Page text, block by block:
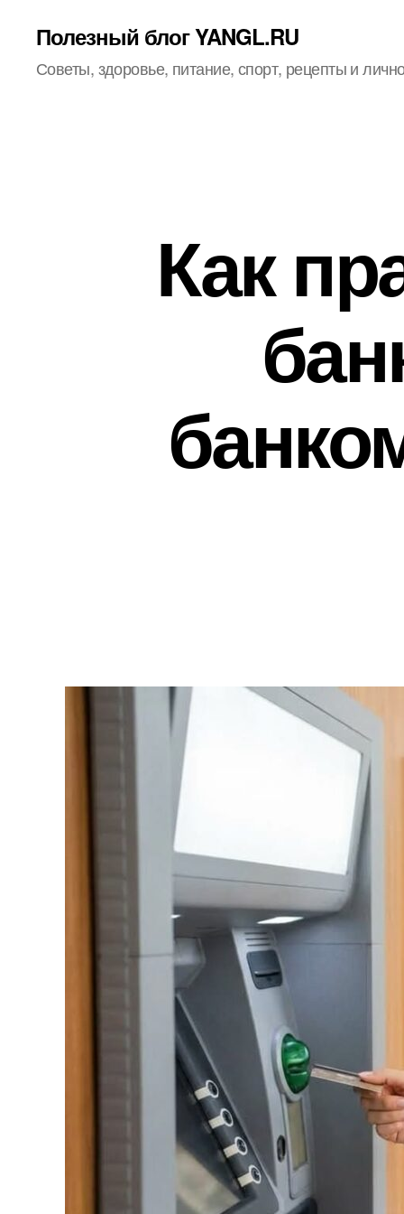
Полезный блог YANGL.RU
Советы, здоровье, питание, спорт, рецепты и
Как